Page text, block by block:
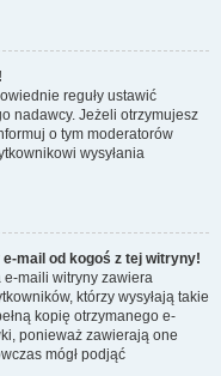
reguły ustawić
nadawcy. Jeżeli otrzymujesz
o tym moderatorów
wysyłania
mail od kogoś z tej witryny!
e-maili witryny zawiera
którzy wysyłają takie
kopię otrzymanego e-
ponieważ zawierają one
mógł podjąć